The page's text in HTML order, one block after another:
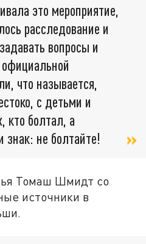
это мероприятие,
расследование и
вопросы и
что называется,
с детьми и
кто болтал, а
не болтайте!
Томаш Шмидт со
источники в